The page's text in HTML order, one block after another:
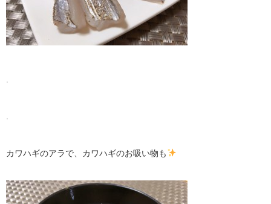
カワハギのアラで、カワハギのお吸い物も